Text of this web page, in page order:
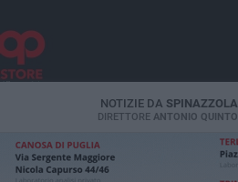
NOTIZIE DA SPINAZZOLA
DIRETTORE ANTONIO QUINTO